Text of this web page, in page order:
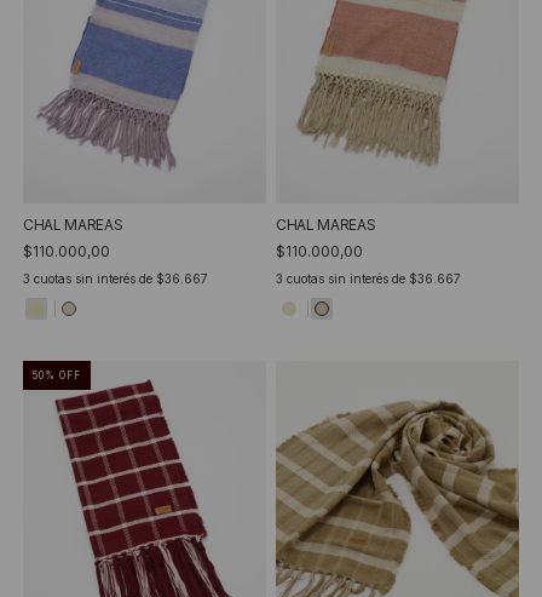
CHAL MAREAS
$110.000,00
3 cuotas sin interés de $36.667
CHAL MAREAS
$110.000,00
3 cuotas sin interés de $36.667
50 % OFF